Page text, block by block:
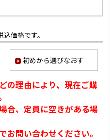
価格です。
初めから選びなおす
の理由により、現在ご購
合、定員に空きがある場
お問い合わせください。